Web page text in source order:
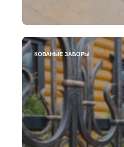
КОВАНЫЕ ЗАБОРЫ